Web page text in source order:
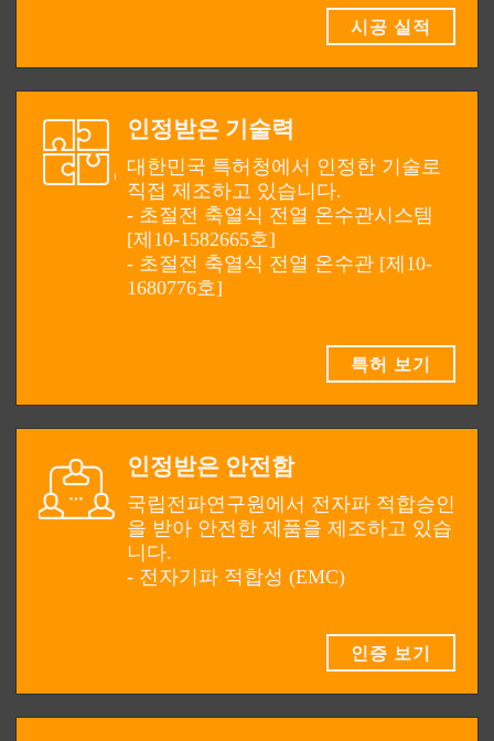
시공 실적
인정받은 기술력
대한민국 특허청에서 인정한 기술로
직접 제조하고 있습니다.
- 초절전 축열식 전열 온수관시스템
[제10-1582665호]
- 초절전 축열식 전열 온수관 [제10-
1680776호]
특허 보기
인정받은 안전함
국립전파연구원에서 전자파 적합승인
을 받아 안전한 제품을 제조하고 있습
니다.
- 전자기파 적합성 (EMC)
인증 보기